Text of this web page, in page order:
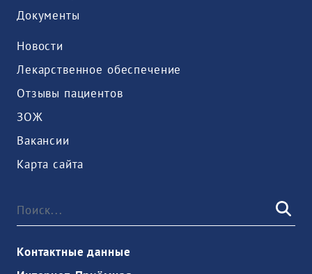
Документы
Новости
Лекарственное обеспечение
Отзывы пациентов
ЗОЖ
Вакансии
Карта сайта
Контактные данные